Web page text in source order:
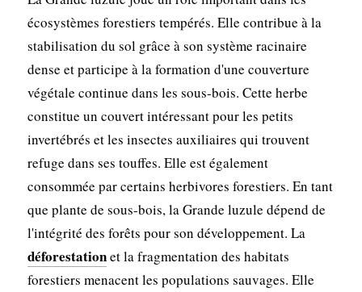
écosystèmes forestiers tempérés. Elle contribue à la
stabilisation du sol grâce à son système racinaire
dense et participe à la formation d'une couverture
végétale continue dans les sous-bois. Cette herbe
constitue un couvert intéressant pour les petits
invertébrés et les insectes auxiliaires qui trouvent
refuge dans ses touffes. Elle est également
consommée par certains herbivores forestiers. En tant
que plante de sous-bois, la Grande luzule dépend de
l'intégrité des forêts pour son développement. La
déforestationet la fragmentation des habitats
forestiers menacent les populations sauvages. Elle